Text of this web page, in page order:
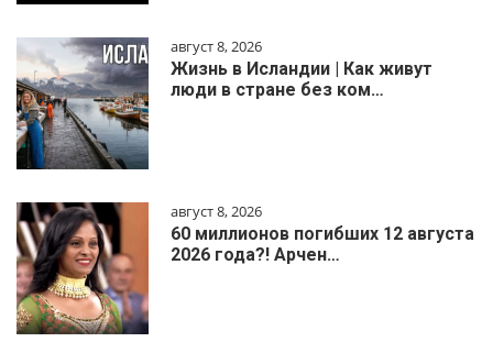
август 8, 2026
Жизнь в Исландии | Как живут
люди в стране без ком…
август 8, 2026
60 миллионов погибших 12 августа
2026 года?! Арчен…